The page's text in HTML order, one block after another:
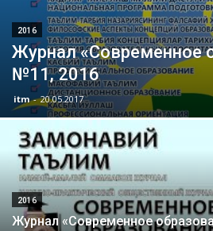
2016
Журнал «Современное
№11, 2016
itm - 20.05.2017
2016
Журнал «Современное